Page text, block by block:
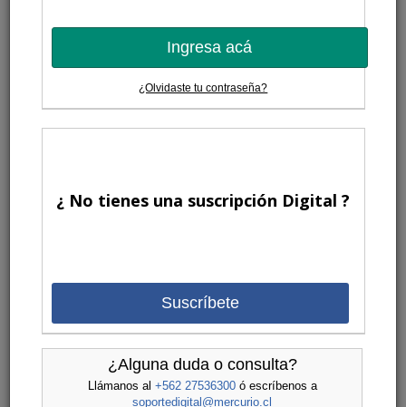
Ingresa acá
¿Olvidaste tu contraseña?
¿ No tienes una suscripción Digital ?
Suscríbete
¿Alguna duda o consulta?
Llámanos al +562 27536300ó escríbenos a
soportedigital@mercurio.cl